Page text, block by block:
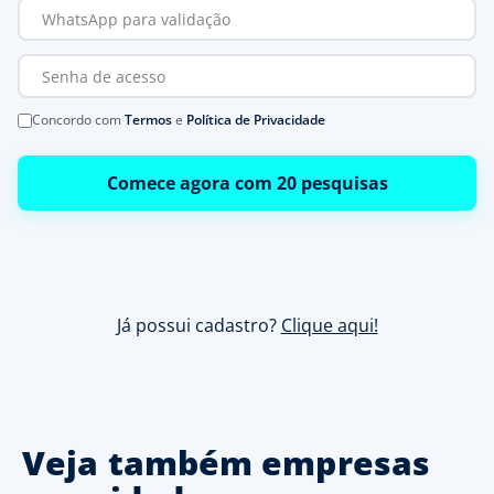
Concordo comTermose Política de Privacidade
Comece agora com 20 pesquisas
Já possui cadastro? Clique aqui!
Veja também empresas